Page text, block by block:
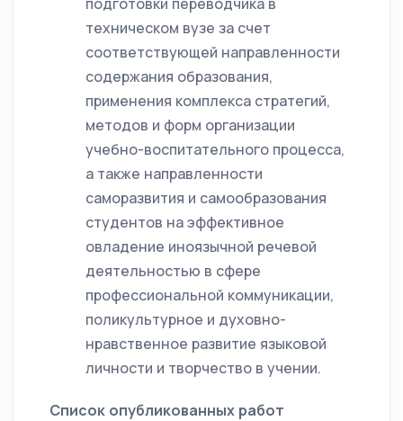
техническом вузе за счет
соответствующей направленности
содержания образования,
применения комплекса стратегий,
методов и форм организации
учебно-воспитательного процесса,
а также направленности
саморазвития и самообразования
студентов на эффективное
овладение иноязычной речевой
деятельностью в сфере
профессиональной коммуникации,
поликультурное и духовно-
нравственное развитие языковой
личности и творчество в учении.
Список опубликованных работ